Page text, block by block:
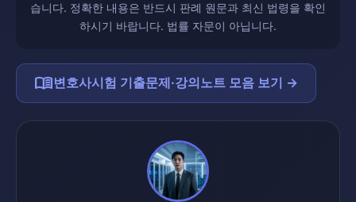
습니다. 정확한 내용은 반드시 판례 원문과 최신 법령을 확인
하시기 바랍니다. 법률 자문이 아닙니다.
menu_book변호사시험 기출문제·강의노트 모음 보기 →